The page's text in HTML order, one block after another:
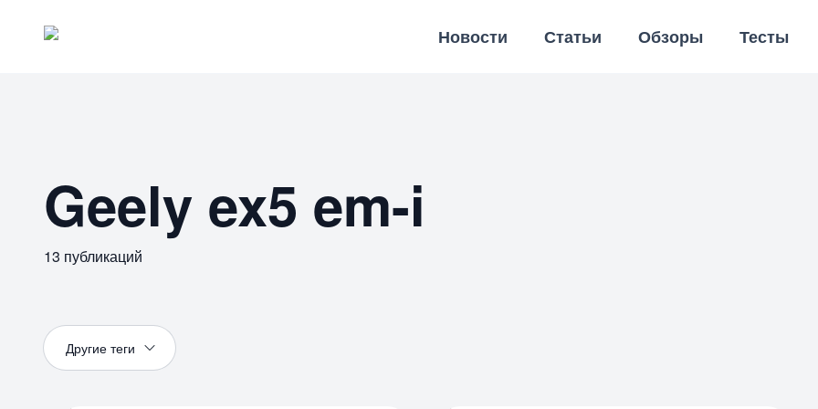
Новости Статьи Обзоры Тесты
Geely ex5 em-i
13 публикаций
Другие теги